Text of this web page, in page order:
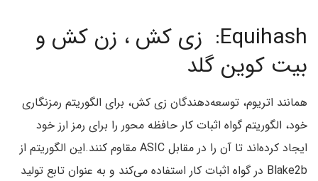
Equihash: زی کش ، زن کش و
بیت کوین گلد
همانند اتریوم، توسعه‌دهندگان زی کش، برای الگوریتم رمزنگاری
خود، الگوریتم گواه اثبات کار حافظه محور را برای رمز ارز خود
ایجاد کرده‌اند تا آن را در مقابل ASIC مقاوم کنند.این الگوریتم از
Blake2b در گواه اثبات کار استفاده می‌کند و به عنوان تابع تولید